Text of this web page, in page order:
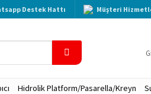
Destek Hattı Müşteri
Hidrolik Platform/Pasarella/Kreyn